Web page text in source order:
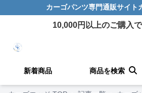
カーゴパンツ専門通販サイト
10,000円以上のご購入
新着商品 商品を検索